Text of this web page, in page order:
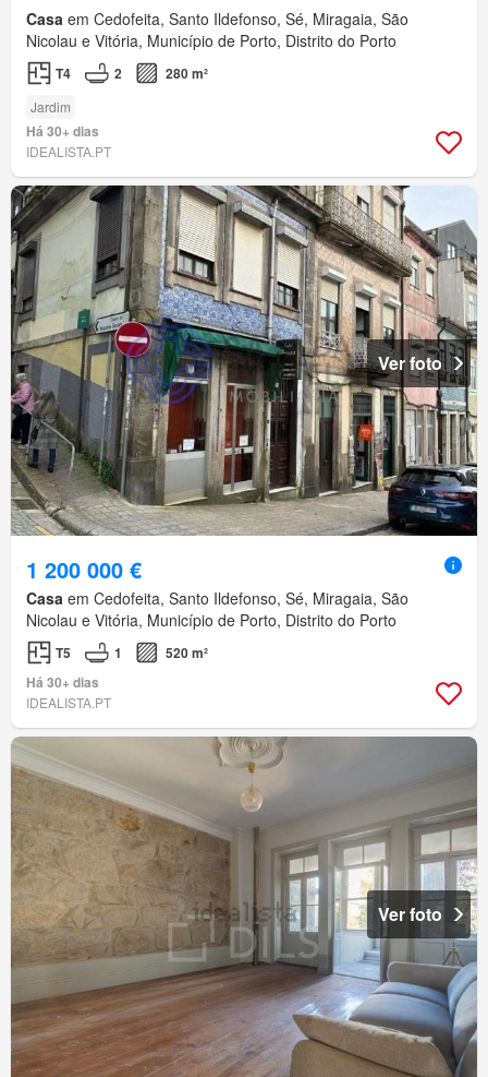
Casa em Cedofeita, Santo Ildefonso, Sé, Miragaia, São
Nicolau e Vitória, Município de Porto, Distrito do Porto
T4 2 280 m²
Jardim
Há 30+ dias
IDEALISTA.PT
Ver foto
1 200 000 €
Casa em Cedofeita, Santo Ildefonso, Sé, Miragaia, São
Nicolau e Vitória, Município de Porto, Distrito do Porto
T5 1
520 m²
Há 30+ dias
IDEALISTA.PT
Ver foto